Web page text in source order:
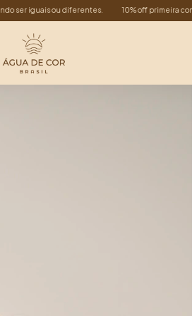
10% off primeira compra: PRIMEIRACOMPRA